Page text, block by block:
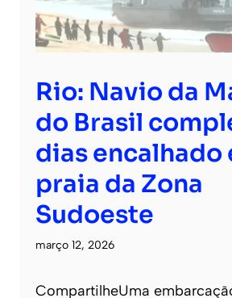
Rio: Navio da
do Brasil
dias encalhado
praia da Zona
Sudoeste
março 12, 2026
CompartilheUma